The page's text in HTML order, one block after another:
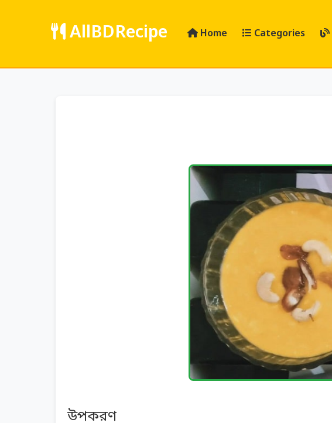
AllBDRecipe Home Categories
উপকরণ